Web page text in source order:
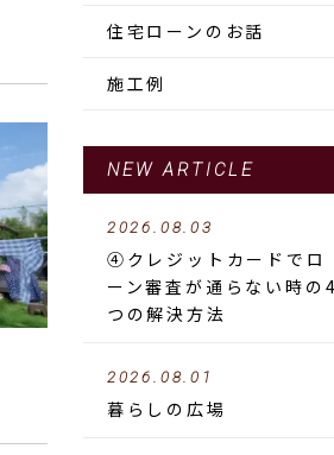
住宅ローンのお話
施工例
NEW ARTICLE
2026.08.03
④クレジットカードでロ
ーン審査が通らない時の4
つの解決方法
2026.08.01
暮らしの広場